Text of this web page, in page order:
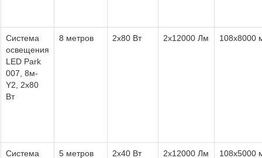
Система
освещения
LED Park
007, 8м-
Y2, 2х80
Вт
8 метров 2х80 Вт 2х12000 Лм 108х8000
Система
5 метров 2х40 Вт 2х12000 Лм 108х5000